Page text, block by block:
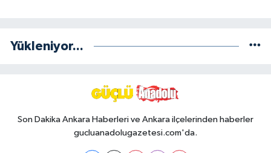
Yükleniyor...
Son Dakika Ankara Haberleri ve Ankara ilçelerinden haberler
gucluanadolugazetesi.com'da.